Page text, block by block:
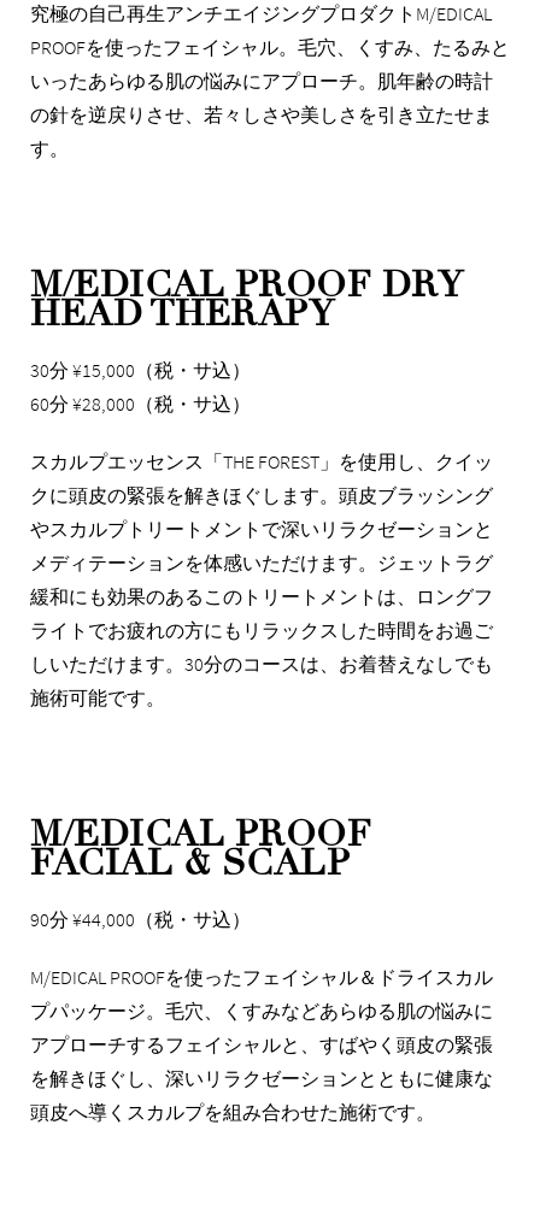
究極の自己再生アンチエイジングプロダクトM/EDICAL
PROOFを使ったフェイシャル。毛穴、くすみ、たるみと
いったあらゆる肌の悩みにアプローチ。肌年齢の時計
の針を逆戻りさせ、若々しさや美しさを引き立たせま
す。
M/EDICAL PROOF DRY
HEAD THERAPY
30分 ¥15,000（税・サ込）
60分 ¥28,000（税・サ込）
スカルプエッセンス「THE FOREST」を使用し、クイッ
クに頭皮の緊張を解きほぐします。頭皮ブラッシング
やスカルプトリートメントで深いリラクゼーションと
メディテーションを体感いただけます。ジェットラグ
緩和にも効果のあるこのトリートメントは、ロングフ
ライトでお疲れの方にもリラックスした時間をお過ご
しいただけます。30分のコースは、お着替えなしでも
施術可能です。
M/EDICAL PROOF
FACIAL & SCALP
90分 ¥44,000（税・サ込）
M/EDICAL PROOFを使ったフェイシャル＆ドライスカル
プパッケージ。毛穴、くすみなどあらゆる肌の悩みに
アプローチするフェイシャルと、すばやく頭皮の緊張
を解きほぐし、深いリラクゼーションとともに健康な
頭皮へ導くスカルプを組み合わせた施術です。